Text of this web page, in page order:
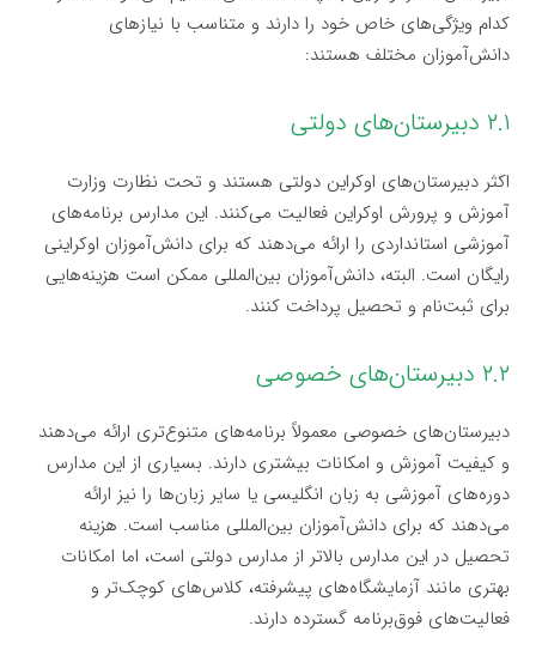
کدام ویژگی‌های خاص خود را دارند و متناسب با نیازهای
دانش‌آموزان مختلف هستند:
۲.۱ دبیرستان‌های دولتی
اکثر دبیرستان‌های اوکراین دولتی هستند و تحت نظارت وزارت
آموزش و پرورش اوکراین فعالیت می‌کنند. این مدارس برنامه‌های
آموزشی استانداردی را ارائه می‌دهند که برای دانش‌آموزان اوکراینی
رایگان است. البته، دانش‌آموزان بین‌المللی ممکن است هزینه‌هایی
برای ثبت‌نام و تحصیل پرداخت کنند.
۲.۲ دبیرستان‌های خصوصی
دبیرستان‌های خصوصی معمولاً برنامه‌های متنوع‌تری ارائه می‌دهند
و کیفیت آموزش و امکانات بیشتری دارند. بسیاری از این مدارس
دوره‌های آموزشی به زبان انگلیسی یا سایر زبان‌ها را نیز ارائه
می‌دهند که برای دانش‌آموزان بین‌المللی مناسب است. هزینه
تحصیل در این مدارس بالاتر از مدارس دولتی است، اما امکانات
بهتری مانند آزمایشگاه‌های پیشرفته، کلاس‌های کوچک‌تر و
فعالیت‌های فوق‌برنامه گسترده دارند.